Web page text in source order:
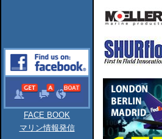
FACE BOOK
マリン情報発信